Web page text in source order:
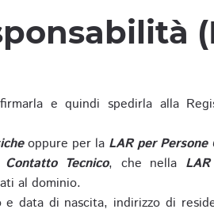
e quindi spedirla alla
oppure per la LAR per Persone
Contatto Tecnico, che nella LAR
al dominio.
data di nascita, indirizzo di